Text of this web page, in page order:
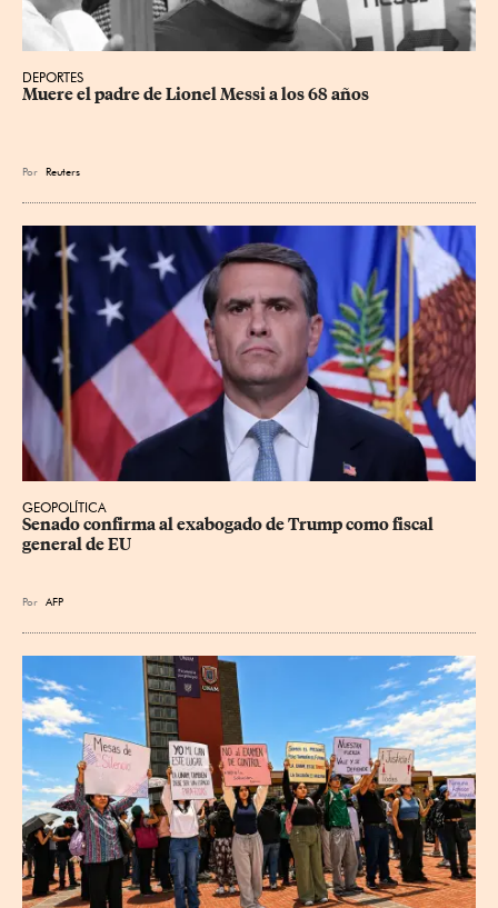
DEPORTES
Muere el padre de Lionel Messi a los 68 años
Por Reuters
GEOPOLÍTICA
Senado confirma al exabogado de Trump como fiscal
general de EU
Por AFP